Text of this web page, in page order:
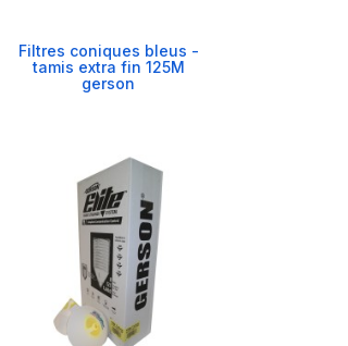
Filtres coniques bleus -
tamis extra fin 125M
gerson